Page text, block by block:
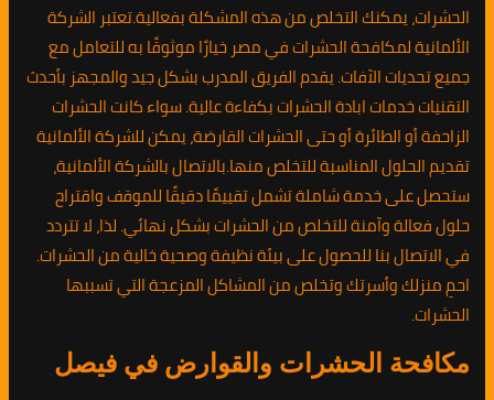
الحشرات، يمكنك التخلص من هذه المشكلة بفعالية.تعتبر الشركة
الألمانية لمكافحة الحشرات في مصر خيارًا موثوقًا به للتعامل مع
جميع تحديات الآفات. يقدم الفريق المدرب بشكل جيد والمجهز بأحدث
التقنيات خدمات ابادة الحشرات بكفاءة عالية. سواء كانت الحشرات
الزاحفة أو الطائرة أو حتى الحشرات القارضة، يمكن للشركة الألمانية
تقديم الحلول المناسبة للتخلص منها.بالاتصال بالشركة الألمانية،
ستحصل على خدمة شاملة تشمل تقييمًا دقيقًا للموقف واقتراح
حلول فعالة وآمنة للتخلص من الحشرات بشكل نهائي. لذا، لا تتردد
في الاتصال بنا للحصول على بيئة نظيفة وصحية خالية من الحشرات.
احمِ منزلك وأسرتك وتخلص من المشاكل المزعجة التي تسببها
الحشرات.
مكافحة الحشرات والقوارض في فيصل